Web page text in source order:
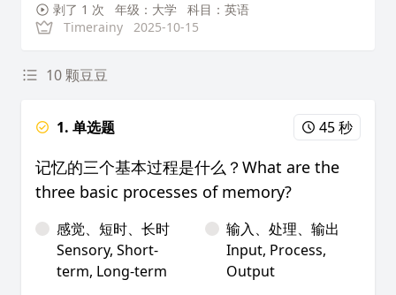
剥了 1 次 年级：大学
科目：英语
Timerainy
2025-10-15
10 颗豆豆
1. 单选题 45 秒
记忆的三个基本过程是什么？What are the
three basic processes of memory?
感觉、短时、长时
Sensory, Short-
term, Long-term
输入、处理、输出
Input, Process,
Output